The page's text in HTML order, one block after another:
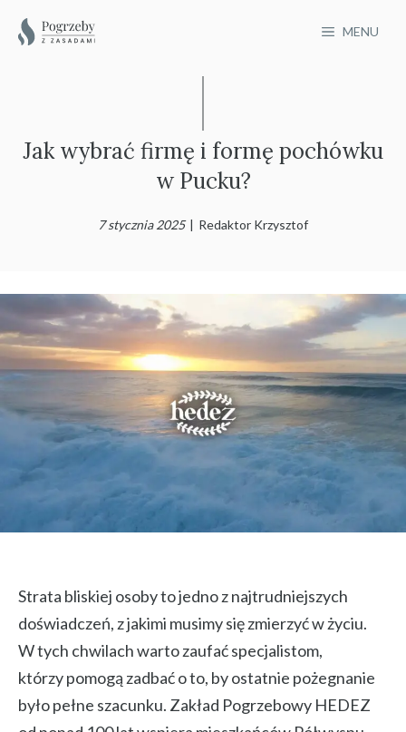
MENU
Jak wybrać firmę i formę pochówku
w Pucku?
7 stycznia 2025 | Redaktor Krzysztof
Strata bliskiej osoby to jedno z najtrudniejszych
doświadczeń, z jakimi musimy się zmierzyć w życiu.
W tych chwilach warto zaufać specjalistom,
którzy pomogą zadbać o to, by ostatnie pożegnanie
było pełne szacunku. Zakład Pogrzebowy HEDEZ